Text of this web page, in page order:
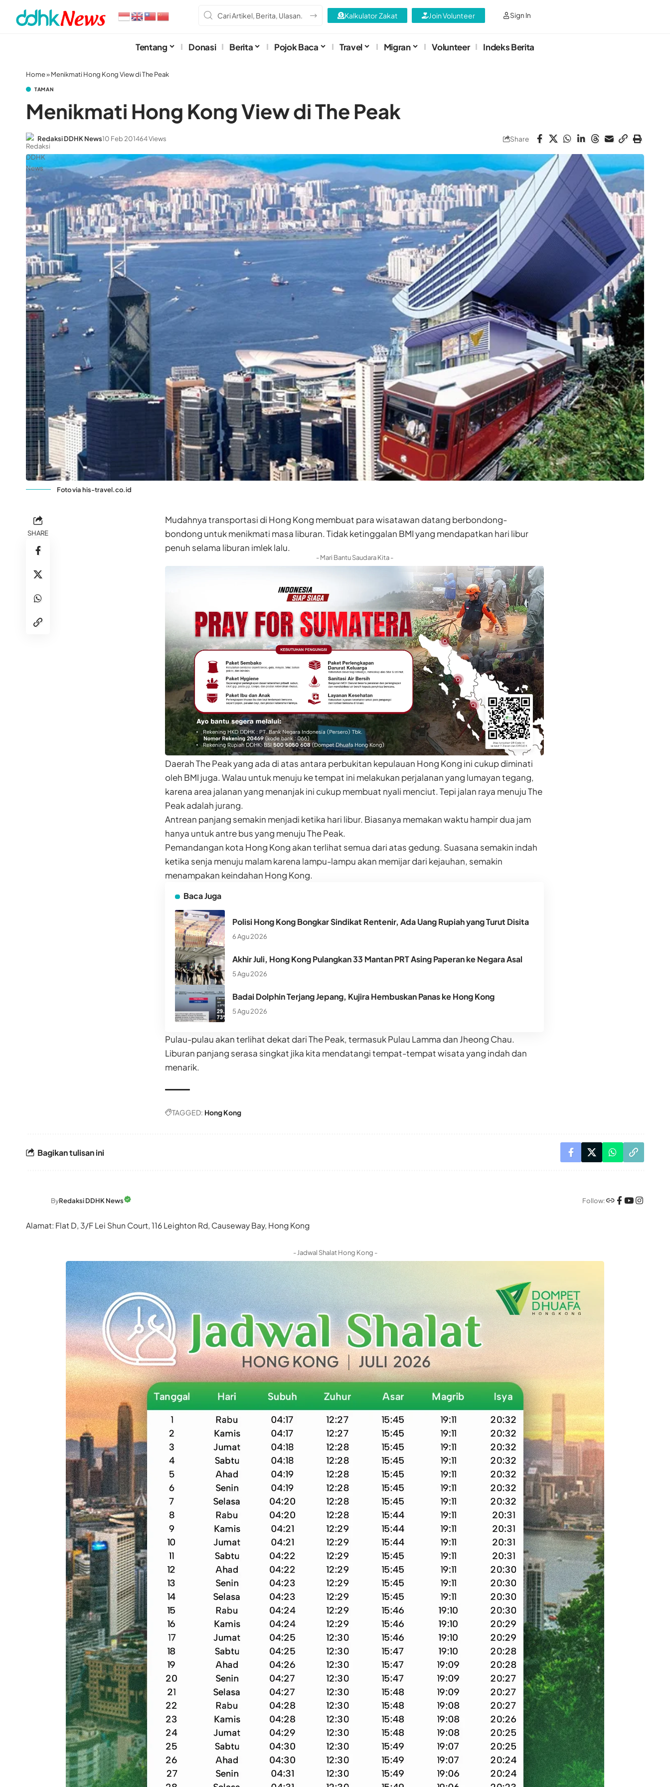
Sign In
Kalkulator Zakat Join Volunteer
Tentang Donasi Berita Pojok Baca Travel Migran Volunteer Indeks Berita
Home»Menikmati Hong Kong View di The Peak
TAMAN
Menikmati Hong Kong View di The Peak
Redaksi DDHK News10 Feb 201464 Views Share
Foto via his-travel.co.id
SHARE
Mudahnya transportasi di Hong Kong membuat para wisatawan datang berbondong-
bondong untuk menikmati masa liburan. Tidak ketinggalan BMI yang mendapatkan hari libur
penuh selama liburan imlek lalu.
- Mari Bantu Saudara Kita -
Daerah The Peak yang ada di atas antara perbukitan kepulauan Hong Kong ini cukup diminati
oleh BMI juga. Walau untuk menuju ke tempat ini melakukan perjalanan yang lumayan tegang,
karena area jalanan yang menanjak ini cukup membuat nyali menciut. Tepi jalan raya menuju The
Peak adalah jurang.
Antrean panjang semakin menjadi ketika hari libur. Biasanya memakan waktu hampir dua jam
hanya untuk antre bus yang menuju The Peak.
Pemandangan kota Hong Kong akan terlihat semua dari atas gedung. Suasana semakin indah
ketika senja menuju malam karena lampu-lampu akan memijar dari kejauhan, semakin
menampakan keindahan Hong Kong.
Baca Juga
Polisi Hong Kong Bongkar Sindikat Rentenir, Ada Uang Rupiah yang Turut Disita
6 Agu 2026
Akhir Juli, Hong Kong Pulangkan 33 Mantan PRT Asing Paperan ke Negara Asal
5 Agu 2026
Badai Dolphin Terjang Jepang, Kujira Hembuskan Panas ke Hong Kong
5 Agu 2026
Pulau-pulau akan terlihat dekat dari The Peak, termasuk Pulau Lamma dan Jheong Chau.
Liburan panjang serasa singkat jika kita mendatangi tempat-tempat wisata yang indah dan
menarik.
TAGGED: Hong Kong
Bagikan tulisan ini
ByRedaksi DDHK News Follow:
Alamat: Flat D, 3/F Lei Shun Court, 116 Leighton Rd, Causeway Bay, Hong Kong
- Jadwal Shalat Hong Kong -